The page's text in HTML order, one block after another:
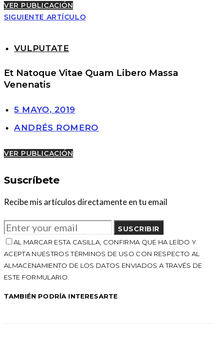
VER PUBLICACIÓN
SIGUIENTE ARTÍCULO
VULPUTATE
Et Natoque Vitae Quam Libero Massa
Venenatis
5 MAYO, 2019
ANDRÉS ROMERO
VER PUBLICACIÓN
Suscríbete
Recibe mis artículos directamente en tu email
SUSCRIBIR
AL MARCAR ESTA CASILLA, CONFIRMA QUE HA LEÍDO Y
ACEPTA NUESTROS TÉRMINOS DE USO CON RESPECTO AL
ALMACENAMIENTO DE LOS DATOS ENVIADOS A TRAVÉS DE
ESTE FORMULARIO.
TAMBIÉN PODRÍA INTERESARTE